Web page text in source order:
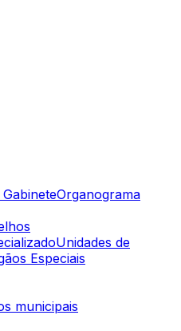
Organograma
Unidades de
Especiais
municipais